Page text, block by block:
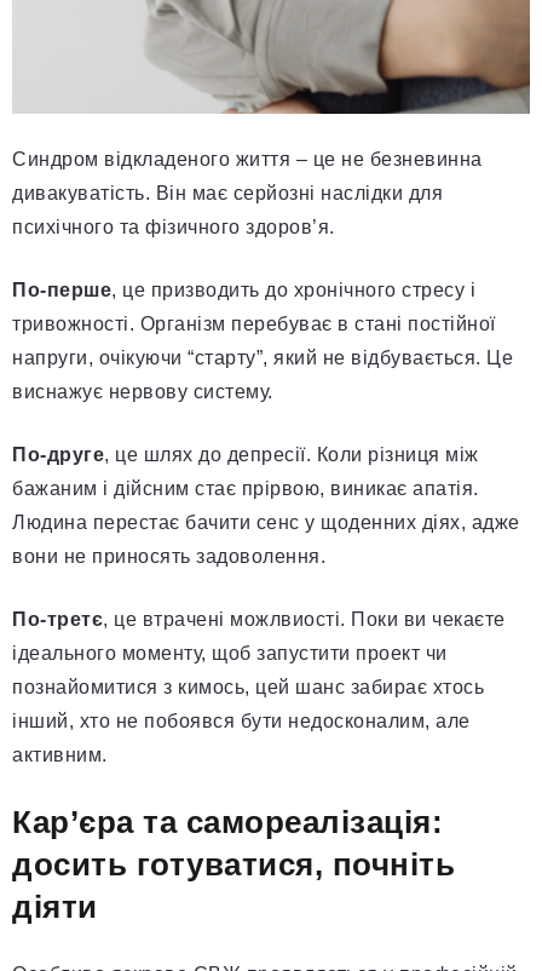
Синдром відкладеного життя – це не безневинна
дивакуватість. Він має серйозні наслідки для
психічного та фізичного здоров’я.
По-перше, це призводить до хронічного стресу і
тривожності. Організм перебуває в стані постійної
напруги, очікуючи “старту”, який не відбувається. Це
виснажує нервову систему.
По-друге, це шлях до депресії. Коли різниця між
бажаним і дійсним стає прірвою, виникає апатія.
Людина перестає бачити сенс у щоденних діях, адже
вони не приносять задоволення.
По-третє, це втрачені можлвиості. Поки ви чекаєте
ідеального моменту, щоб запустити проект чи
познайомитися з кимось, цей шанс забирає хтось
інший, хто не побоявся бути недосконалим, але
активним.
Кар’єра та самореалізація:
досить готуватися, почніть
діяти